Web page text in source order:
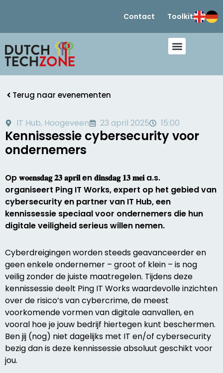
Contact Toolkit
Terug naar evenementen
IT Hub, Hoogeveen 23 april 2025 15:00
Kennissessie cybersecurity voor
ondernemers
Op 𝐰𝐨𝐞𝐧𝐬𝐝𝐚𝐠 𝟐𝟑 𝐚𝐩𝐫𝐢𝐥 en 𝐝𝐢𝐧𝐬𝐝𝐚𝐠 𝟏𝟑 𝐦𝐞𝐢 a.s.
organiseert Ping IT Works, expert op het gebied van
cybersecurity en partner van IT Hub, een
kennissessie speciaal voor ondernemers die hun
digitale veiligheid serieus willen nemen.
Cyberdreigingen worden steeds geavanceerder en
geen enkele ondernemer – groot of klein – is nog
veilig zonder de juiste maatregelen. Tijdens deze
kennissessie deelt Ping IT Works waardevolle inzichten
over de risico’s van cybercrime, de meest
voorkomende vormen van digitale aanvallen, en
vooral hoe je jouw bedrijf hiertegen kunt beschermen.
Ben jij (nog) niet dagelijks met IT en/of cybersecurity
bezig dan is deze kennissessie absoluut geschikt voor
jou.